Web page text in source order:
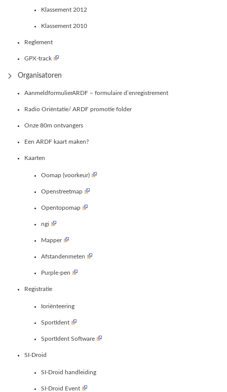
Klassement 2012
Klassement 2010
Reglement
GPX-track
Organisatoren
AanmeldformulierARDF – formulaire d’enregistrement
Radio Oriëntatie/ ARDF promotie folder
Onze 80m ontvangers
Een ARDF kaart maken?
Kaarten
Oomap (voorkeur)
Openstreetmap
Opentopomap
ngi
Mapper
Afstandenmeten
Purple-pen
Registratie
Ioriënteering
SportIdent
SportIdent Software
SI-Droid
SI-Droid handleiding
SI-Droid Event